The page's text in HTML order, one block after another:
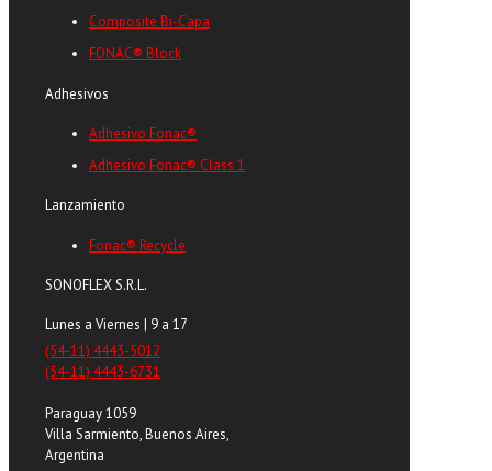
Composite Bi-Capa
FONAC® Block
Adhesivos
Adhesivo Fonac®
Adhesivo Fonac® Class 1
Lanzamiento
Fonac® Recycle
SONOFLEX S.R.L.
Lunes a Viernes | 9 a 17
(54-11) 4443-5012
(54-11) 4443-6731
Paraguay 1059
Villa Sarmiento, Buenos Aires,
Argentina